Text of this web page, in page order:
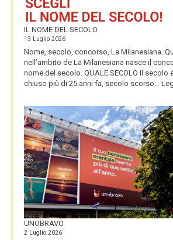
IL NOME DEL SECOLO
13 Luglio 2026
Nome, secolo, concorso, La Milanesiana.
nell’ambito de La Milanesiana nasce il
nome del secolo. QUALE SECOLO Il secolo
chiuso più di 25 anni fa, secolo scorso…
UNOBRAVO
2 Luglio 2026